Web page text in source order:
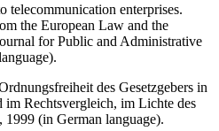
enterprises.
the European Law and the
for Public and Administrative
des Gesetzgebers in
im Rechtsvergleich, im Lichte des
(in German language).